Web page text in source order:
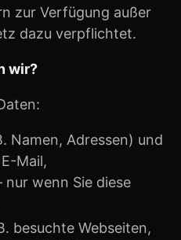
zur Verfügung außer
dazu verpflichtet.
wir?
Namen, Adressen) und
Mail,
wenn Sie diese
besuchte Webseiten,